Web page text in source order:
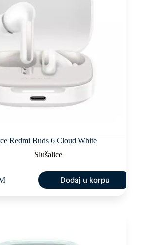
Redmi Buds 6 Cloud White
Slušalice
Dodaj u korpu